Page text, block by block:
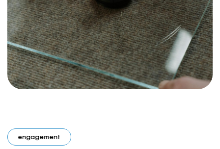
· Notre engagement